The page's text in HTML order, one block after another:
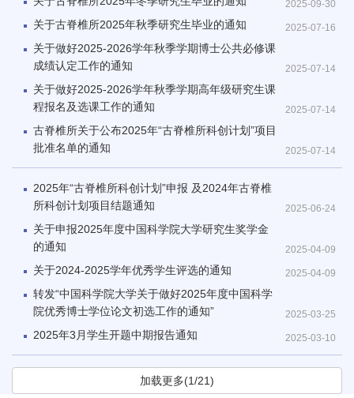
2025-09-30
2025-07-16
关于古脊椎所2025年秋季研究生毕业的通知
2025-07-14
关于做好2025-2026学年秋季学期博士公共必修课
成绩认定工作的通知
2025-07-14
关于做好2025-2026学年秋季学期高年级研究生课
程报名及选课工作的通知
2025-07-14
古脊椎所关于公布2025年“古脊椎所科创计划”项目
批准名单的通知
2025-06-24
2025年“古脊椎所科创计划”申报 及2024年古脊椎
所科创计划项目结题通知
2025-04-09
关于申报2025年度中国科学院大学研究生奖学金
的通知
2025-04-09
关于2024-2025学年优秀学生评选的通知
2025-03-25
转发“中国科学院大学关于做好2025年度中国科学
院优秀博士学位论文初选工作的通知”
2025-03-10
2025年3月学生开题中期报告通知
加载更多(1/21)